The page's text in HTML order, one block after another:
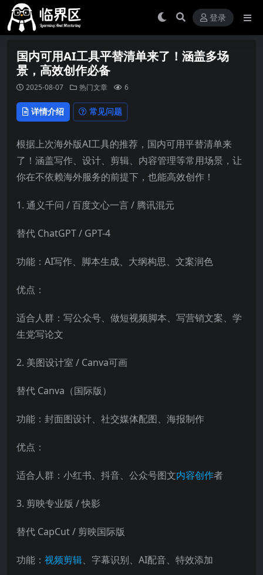
登录
国内可用AI工具平替清单来了！涵盖多场
景，高效创作必备
2025-08-07 热门文章 6
详情介绍 常见问题
根据上次海外版AI工具的推荐，国内可用平替清单来
了！涵盖写作、设计、剪辑、内容管理等常用场景，让
你在不依赖海外服务的前提下，也能高效创作！
1. 通义千问 / 百度文心一言 / 腾讯混元
替代 ChatGPT / GPT-4
功能：AI写作、脚本生成、大纲构思、文案润色
优点：
适合人群：写公众号、做短视频脚本、写营销文案、学
生党写论文
2. 美图设计室 / Canva可画
替代 Canva（国际版）
功能：封面图设计、社交媒体配图、海报制作
优点：
适合人群：小红书、抖音、公众号图文内容创作者
3. 剪映专业版 / 快影
替代 CapCut / 剪映国际版
功能： 视频剪辑、字幕识别、AI配音、特效添加